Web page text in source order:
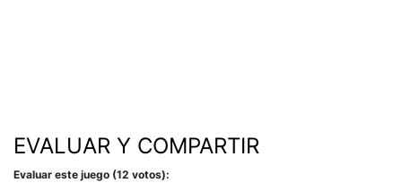
EVALUAR Y COMPARTIR
Evaluar este juego (12 votos):